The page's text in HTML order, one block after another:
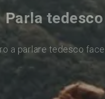
Parla
a parlare tedesco